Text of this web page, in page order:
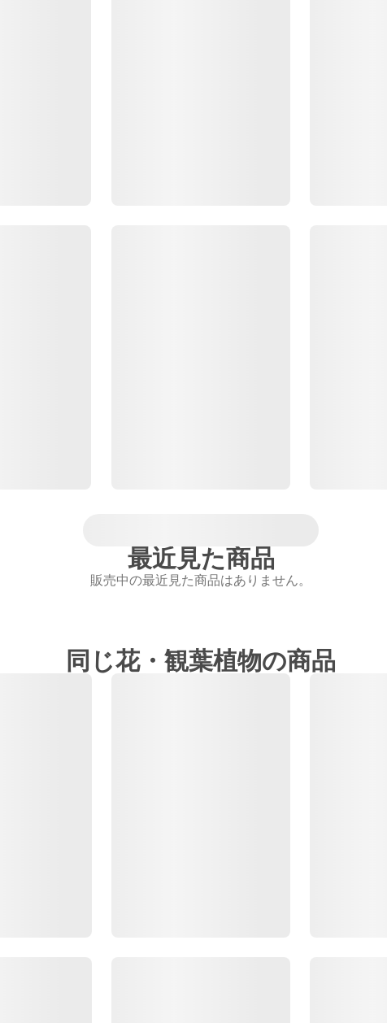
最近見た商品
販売中の最近見た商品はありません。
同じ花・観葉植物の商品